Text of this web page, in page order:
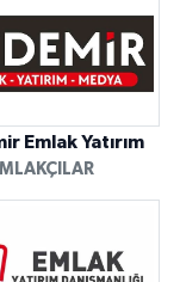
Emlak Yatırım